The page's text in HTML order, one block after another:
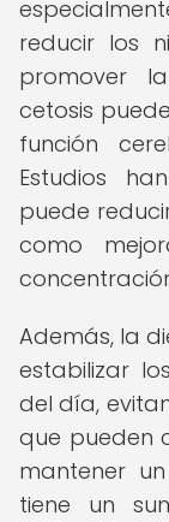
reducir los
promover
cetosis
función
Estudios
puede
como
Además, la
estabilizar
del día,
que pueden
mantener
tiene un